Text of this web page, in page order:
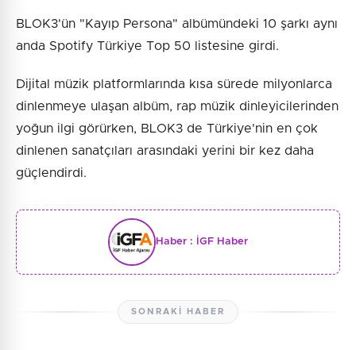
BLOK3'ün "Kayıp Persona" albümündeki 10 şarkı aynı
anda Spotify Türkiye Top 50 listesine girdi.
Dijital müzik platformlarında kısa sürede milyonlarca
dinlenmeye ulaşan albüm, rap müzik dinleyicilerinden
yoğun ilgi görürken, BLOK3 de Türkiye'nin en çok
dinlenen sanatçıları arasındaki yerini bir kez daha
güçlendirdi.
Haber : İGF Haber
SONRAKI HABER